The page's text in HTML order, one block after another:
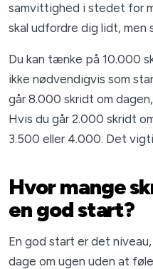
samvittighed i stedet for
skal udfordre dig lidt, men
Du kan tænke på 10.000
ikke nødvendigvis som
går 8.000 skridt om
Hvis du går 2.000 skridt
3.500 eller 4.000. Det
Hvor mange
en god start?
En god start er det
dage om ugen uden at